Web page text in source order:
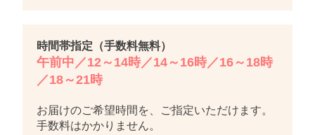
時間帯指定（手数料無料）
午前中／12～14時／14～16時／16～18時
／18～21時
お届けのご希望時間を、ご指定いただけます。
手数料はかかりません。